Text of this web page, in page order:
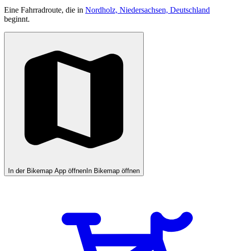
Eine Fahrradroute, die in Nordholz, Niedersachsen, Deutschland
beginnt.
In der Bikemap App öffnen In Bikemap öffnen